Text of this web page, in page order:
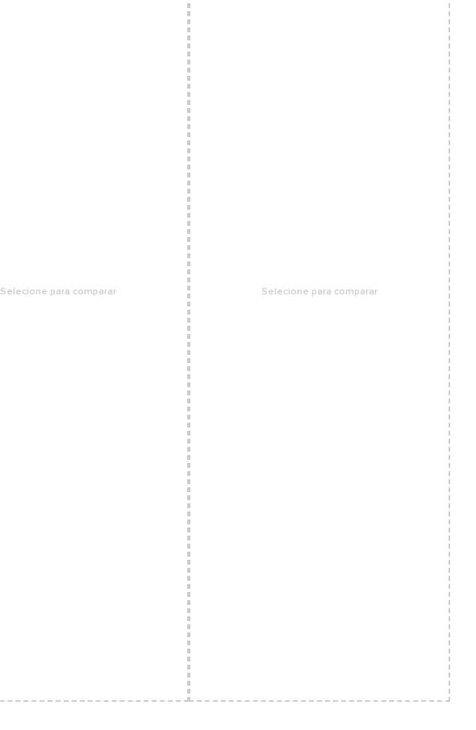
Engineered Mesh oferece respirabilidade e suporte; -
Tecnologia FantomFit - Proporciona suporte ultraleve
com uma estrutura sem costuras.
Selecione para comparar Selecione para comparar